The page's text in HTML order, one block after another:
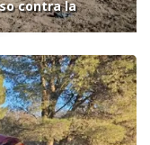
contra la